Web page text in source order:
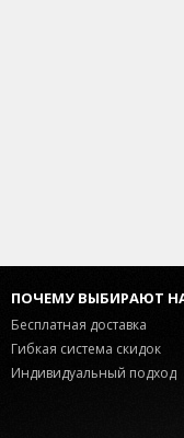
ПОЧЕМУ ВЫБИРАЮТ
Бесплатная доставка
Гибкая система скидок
Индивидуальный подход